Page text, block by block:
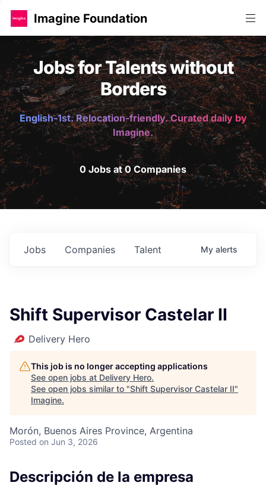
Imagine Foundation
Jobs for Talents without
Borders
English-1st. Relocation-friendly. Curated daily by
Imagine.
0 Jobs at 0 Companies
Jobs Companies Talent My alerts
Shift Supervisor Castelar II
Delivery Hero
This job is no longer accepting applications
See open jobs at Delivery Hero.
See open jobs similar to "Shift Supervisor Castelar II"
Imagine.
Morón, Buenos Aires Province, Argentina
Posted on Jun 3, 2026
Descripción de la empresa